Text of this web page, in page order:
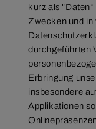
kurz als
Zwecken und
durchgeführten
Erbringung
insbesondere
Applikationen